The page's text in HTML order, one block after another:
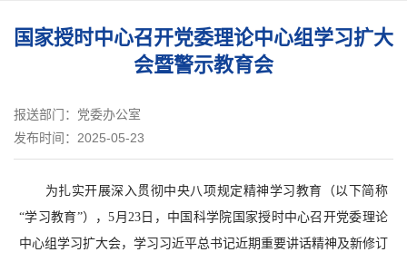
国家授时中心召开党委理论中心组学习扩大
会暨警示教育会
报送部门：党委办公室
发布时间：2025-05-23
为扎实开展深入贯彻中央八项规定精神学习教育（以下简称
“学习教育”），5月23日，中国科学院国家授时中心召开党委理论
中心组学习扩大会，学习习近平总书记近期重要讲话精神及新修订